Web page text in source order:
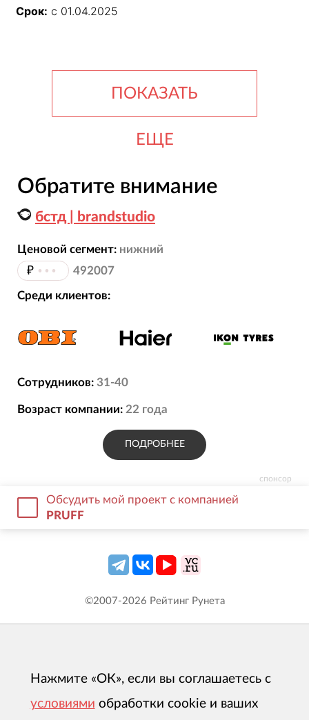
Срок: с 01.04.2025
ПОКАЗАТЬ
ЕЩЕ
спонсор
Обратите внимание
бстд | brandstudio
Ценовой сегмент: нижний
₽ ••• 492007
Среди клиентов:
Сотрудников: 31-40
Возраст компании: 22 года
ПОДРОБНЕЕ
Обсудить мой проект с компанией
PRUFF
©2007-2026 Рейтинг Рунета
Нажмите «ОК», если вы соглашаетесь с
условиями обработки cookie и ваших